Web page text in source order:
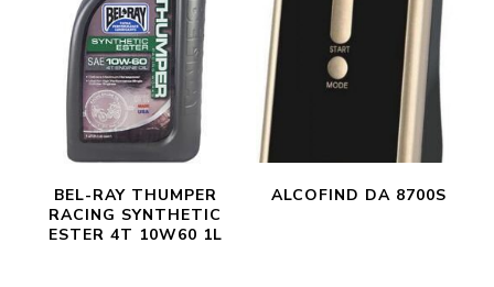
BEL-RAY THUMPER
RACING SYNTHETIC
ESTER 4T 10W60 1L
ALCOFIND DA 8700S